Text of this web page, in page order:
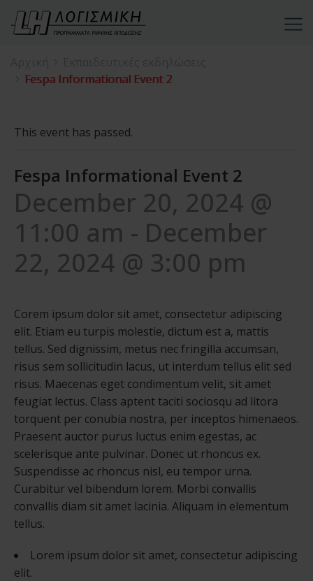
Fespa Informational Event 2
This event has passed.
Fespa Informational Event 2
December 20, 2024 @
11:00 am - December
22, 2024 @ 3:00 pm
Corem ipsum dolor sit amet, consectetur adipiscing
elit. Etiam eu turpis molestie, dictum est a, mattis
tellus. Sed dignissim, metus nec fringilla accumsan,
risus sem sollicitudin lacus, ut interdum tellus elit sed
risus. Maecenas eget condimentum velit, sit amet
feugiat lectus. Class aptent taciti sociosqu ad litora
torquent per conubia nostra, per inceptos himenaeos.
Praesent auctor purus luctus enim egestas, ac
scelerisque ante pulvinar. Donec ut rhoncus ex.
Suspendisse ac rhoncus nisl, eu tempor urna.
Curabitur vel bibendum lorem. Morbi convallis
convallis diam sit amet lacinia. Aliquam in elementum
tellus.
Lorem ipsum dolor sit amet, consectetur adipiscing
elit.